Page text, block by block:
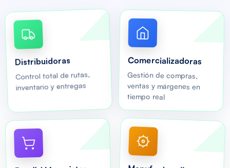
Distribuidoras
Control total de rutas,
inventario y entregas
Comercializadoras
Gestión de compras,
ventas y márgenes en
tiempo real